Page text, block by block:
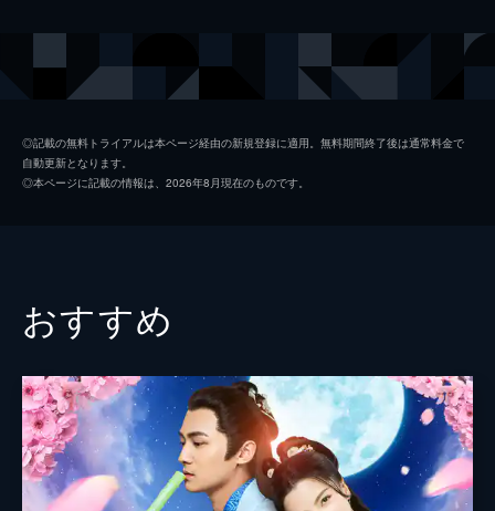
する途中、行方不明になる。桃花村では柳卿
で運命の相手を選ぶ儀式が行われていた。
第2話
柳卿卿は阿羅鳳として、異人である左経綸を
殺さなければならないが躊躇し、村人や長老
第3話
左経綸の失踪の噂が広まり、姚州中が大騒ぎ
き、屋敷での接見を経綸に求め、もし着任の
日に戻ってこなければ将軍が長官になれる好
機だと詰め寄る。しかし波川は鷹揚に構
え...。
37分
ワン・ホンイー
◎記載の無料トライアルは本ページ経由の新規登録に適用。無料期間終了後は通常料金で
自動更新となります。
◎本ページに記載の情報は、2026年8月現在のものです。
おすすめ